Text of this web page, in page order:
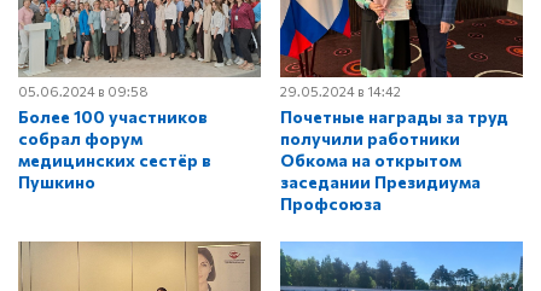
05.06.2024 в 09:58
Более 100 участников
собрал форум
медицинских сестёр в
Пушкино
29.05.2024 в 14:42
Почетные награды за труд
получили работники
Обкома на открытом
заседании Президиума
Профсоюза